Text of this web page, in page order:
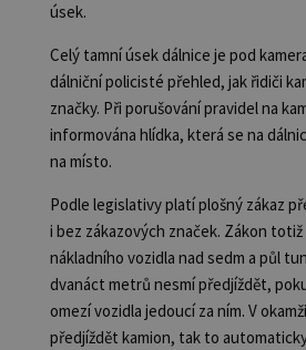
úsek.
Celý tamní úsek dálnice je pod
dálniční policisté přehled, jak řidiči
značky. Při porušování pravidel na
informována hlídka, která se na
na místo.
Podle legislativy platí plošný zákaz
i bez zákazových značek. Zákon totiž
nákladního vozidla nad sedm a půl
dvanáct metrů nesmí předjíždět,
omezí vozidla jedoucí za ním. V
předjíždět kamion, tak to